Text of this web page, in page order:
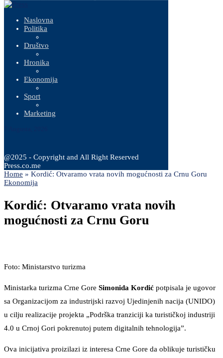
Naslovna
Politika
Društvo
Hronika
Ekonomija
Sport
Marketing
@2025 - Copyright and All Right Reserved
Press.co.me
Home » Kordić: Otvaramo vrata novih mogućnosti za Crnu Goru
Ekonomija
Kordić: Otvaramo vrata novih
mogućnosti za Crnu Goru
Foto: Ministarstvo turizma
Ministarka turizma Crne Gore Simonida Kordić potpisala je ugovor
sa Organizacijom za industrijski razvoj Ujedinjenih nacija (UNIDO)
u cilju realizacije projekta „Podrška tranziciji ka turističkoj industriji
4.0 u Crnoj Gori pokrenutoj putem digitalnih tehnologija”.
Ova inicijativa proizilazi iz interesa Crne Gore da oblikuje turističku